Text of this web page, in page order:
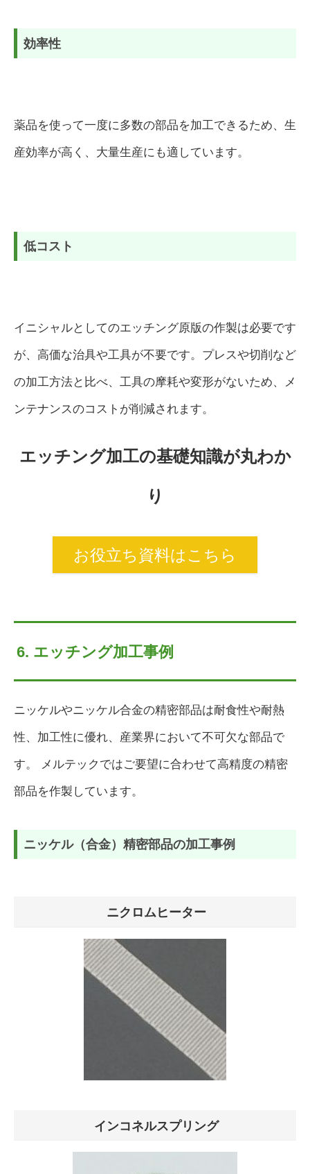
効率性
薬品を使って一度に多数の部品を加工できるため、生
産効率が高く、大量生産にも適しています。
低コスト
イニシャルとしてのエッチング原版の作製は必要です
が、高価な治具や工具が不要です。プレスや切削など
の加工方法と比べ、工具の摩耗や変形がないため、メ
ンテナンスのコストが削減されます。
エッチング加工の基礎知識が丸わか
り
お役立ち資料はこちら
6. エッチング加工事例
ニッケルやニッケル合金の精密部品は耐食性や耐熱
性、加工性に優れ、産業界において不可欠な部品で
す。 メルテックではご要望に合わせて高精度の精密
部品を作製しています。
ニッケル（合金）精密部品の加工事例
ニクロムヒーター
インコネルスプリング